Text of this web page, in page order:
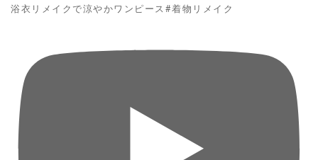
浴衣リメイクで涼やかワンピース#着物リメイク